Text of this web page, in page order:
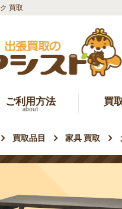
買取
ご利用方法
about
買
買取品目 家具 買取